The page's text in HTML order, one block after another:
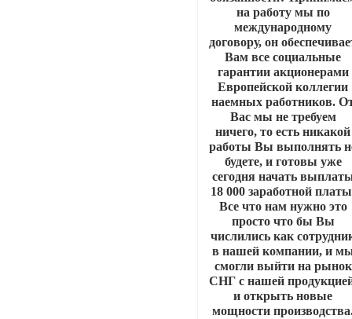
на работу мы по
международному
договору, он
Вам все социальные
гарантии акционерами
Европейской коллегии
наемных работников.
Вас мы не требуем
ничего, то есть никакой
работы Вы выполнять
будете, и готовы уже
сегодня начать
18 000 заработной
Все что нам нужно это
просто что бы Вы
числились как
в нашей компании, и
смогли выйти на рынок
СНГ с нашей
и открыть новые
мощности